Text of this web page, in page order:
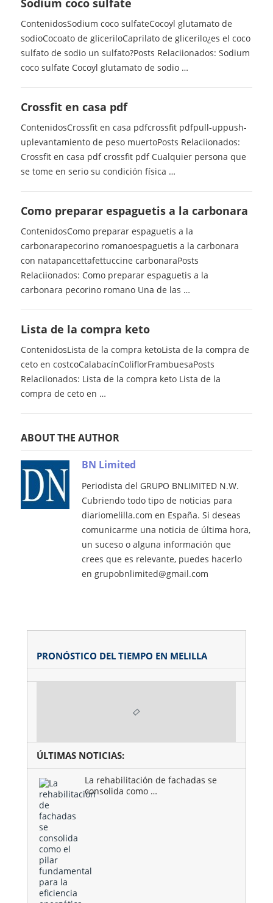
ContenidosSodium coco sulfateCocoyl glutamato de
sodioCocoato de gliceriloCaprilato de glicerilo¿es el coco
sulfato de sodio un sulfato?Posts Relaciionados: Sodium
coco sulfate Cocoyl glutamato de sodio …
Crossfit en casa pdf
ContenidosCrossfit en casa pdfcrossfit pdfpull-uppush-
uplevantamiento de peso muertoPosts Relaciionados:
Crossfit en casa pdf crossfit pdf Cualquier persona que
se tome en serio su condición física …
Como preparar espaguetis a la carbonara
ContenidosComo preparar espaguetis a la
carbonarapecorino romanoespaguetis a la carbonara
con natapancettafettuccine carbonaraPosts
Relaciionados: Como preparar espaguetis a la
carbonara pecorino romano Una de las …
Lista de la compra keto
ContenidosLista de la compra ketoLista de la compra de
ceto en costcoCalabacínColiflorFrambuesaPosts
Relaciionados: Lista de la compra keto Lista de la
compra de ceto en …
ABOUT THE AUTHOR
BN Limited
Periodista del GRUPO BNLIMITED N.W.
Cubriendo todo tipo de noticias para
diariomelilla.com en España. Si deseas
comunicarme una noticia de última hora,
un suceso o alguna información que
crees que es relevante, puedes hacerlo
en grupobnlimited@gmail.com
PRONÓSTICO DEL TIEMPO EN MELILLA
ÚLTIMAS NOTICIAS:
La rehabilitación de fachadas se
consolida como …